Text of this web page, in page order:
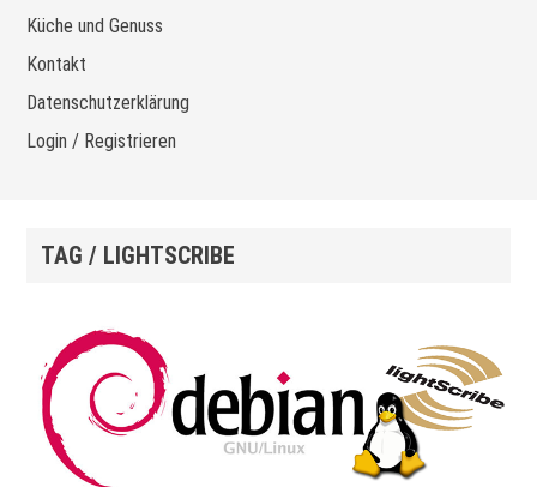
Küche und Genuss
Kontakt
Datenschutzerklärung
Login / Registrieren
TAG / LIGHTSCRIBE